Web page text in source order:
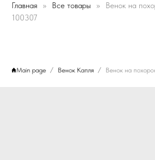
Главная Все товары
Венок на
100307
Main page Венок Капля